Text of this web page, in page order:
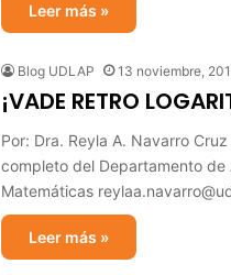
Leer más »
Blog UDLAP 13 noviembre,
¡VADE RETRO
Por: Dra. Reyla A. Navarro
completo del Departamento de
Matemáticas
Leer más »